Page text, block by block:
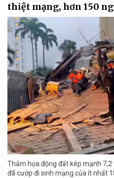
thiệt mạng, hơn 150
Thảm họa động đất kép mạnh
đã cướp đi sinh mạng của ít nhất